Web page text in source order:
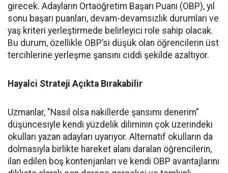
girecek. Adayların Ortaöğretim Başarı Puanı (OBP), yıl
sonu başarı puanları, devam-devamsızlık durumları ve
yaş kriteri yerleştirmede belirleyici role sahip olacak.
Bu durum, özellikle OBP’si düşük olan öğrencilerin üst
tercihlerine yerleşme şansını ciddi şekilde azaltıyor.
Hayalci Strateji Açıkta Bırakabilir
Uzmanlar, "Nasıl olsa nakillerde şansımı denerim"
düşüncesiyle kendi yüzdelik diliminin çok üzerindeki
okulları yazan adayları uyarıyor. Alternatif okulların da
dolmasıyla birlikte hareket alanı daralan öğrencilerin,
ilan edilen boş kontenjanları ve kendi OBP avantajlarını